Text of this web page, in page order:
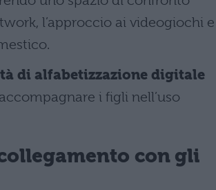
l’approccio ai videogiochi e
di alfabetizzazione digitale
i figli nell’uso
con gli